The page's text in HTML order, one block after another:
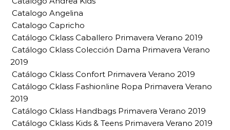
Catalogo Angelina
Catalogo Capricho
Catálogo Cklass Caballero Primavera Verano 2019
Catálogo Cklass Colección Dama Primavera Verano
2019
Catálogo Cklass Confort Primavera Verano 2019
Catálogo Cklass Fashionline Ropa Primavera Verano
2019
Catálogo Cklass Handbags Primavera Verano 2019
Catálogo Cklass Kids & Teens Primavera Verano 2019